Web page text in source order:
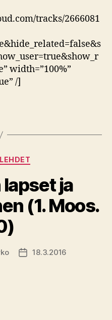
tracks/2666081
width=”100%”
/]
Kategoriat
LEHDET
ja
(1. Moos.
Julkaisupäivämäärä
18.3.2016